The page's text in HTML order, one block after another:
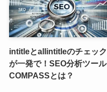
intitleとallintitleのチェック
が一発で！SEO分析ツール
COMPASSとは？